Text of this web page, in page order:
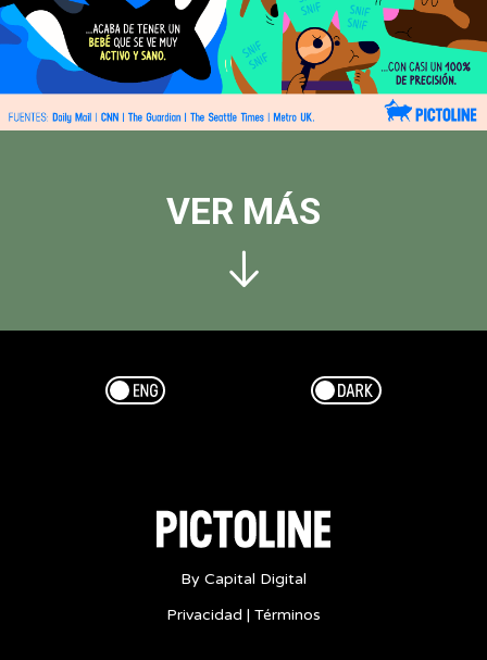
VER MÁS
Esp/Eng Dark/Light
By Capital Digital
Privacidad | Términos